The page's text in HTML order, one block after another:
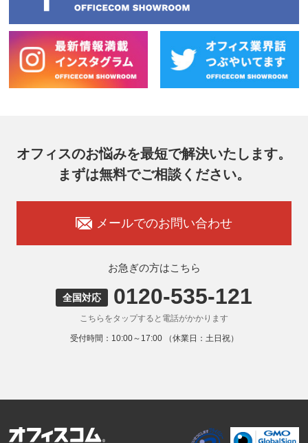
オフィスのお悩みを最短で解決いたします。
まずは無料でご相談ください。
メールでのお問い合わせ
お急ぎの方はこちら
全国対応 0120-535-121
こちらをタップすると電話がかかります
受付時間：10:00～17:00 （休業日：土日祝）